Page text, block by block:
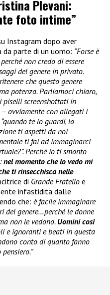
Plevani:
foto intime”
Instagram dopo aver
parte di un uomo: “Forse è
non credo di essere
del genere in privato.
che questo genere
potenza. Parliamoci chiaro,
screenshottati in
ovviamente con allegati i
te lo guardi, lo
ti aspetti da noi
ti fai ad immaginarci
Perché io ti smonto
nel momento che lo vedo mi
ti rinsecchisca nelle
di Grande Fratello e
infastidita dalle
che: è facile immaginare
del genere…perché le donne
non le vedono. Uomini così
e ignoranti e beati in questa
conto di quanto fanno